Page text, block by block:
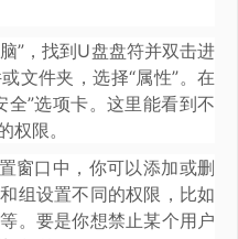
”，找到U盘盘符并双击进
文件夹，选择“属性”。在
”选项卡。这里能看到不
权限。
窗口中，你可以添加或删
组设置不同的权限，比如
。要是你想禁止某个用户